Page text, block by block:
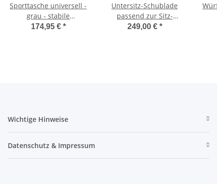
Sporttasche universell -
grau - stabile
Tragetasche für
174,95 € *
Untersitz-Schublade
passend zur Sitz-
Schlafbank SAF42 /
249,00 € *
Wichtige Hinweise
Datenschutz & Impressum